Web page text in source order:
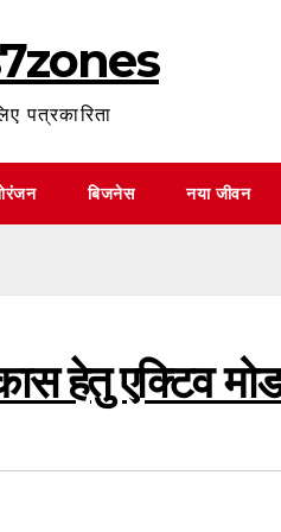
पत्रकारिता
बिजनेस नया जीवन
हेतु एक्टिव